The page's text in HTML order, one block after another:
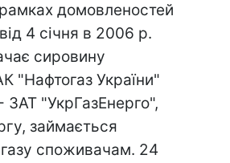
домовленостей
від 4 січня в 2006 р.
сировину
"Нафтогаз України"
ЗАТ "УкрГазЕнерго",
займається
споживачам. 24